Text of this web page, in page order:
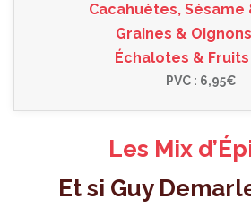
Cacahuètes, Sésame
Graines &
Échalotes &
PVC : 6,95€
Les Mix
Et si Guy